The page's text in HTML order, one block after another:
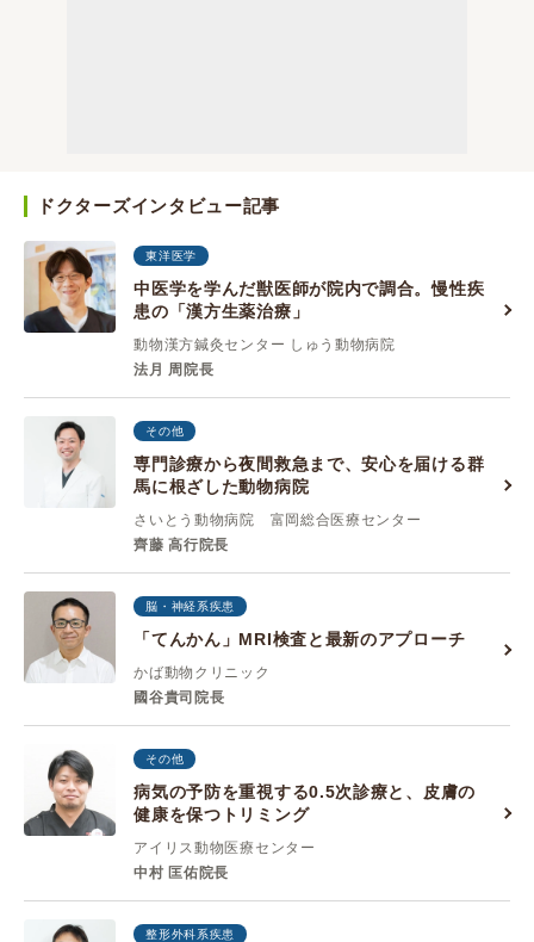
ドクターズインタビュー記事
東洋医学
中医学を学んだ獣医師が院内で調合。慢性疾
患の「漢方生薬治療」
動物漢方鍼灸センター しゅう動物病院
法月 周院長
その他
専門診療から夜間救急まで、安心を届ける群
馬に根ざした動物病院
さいとう動物病院 富岡総合医療センター
齊藤 高行院長
脳・神経系疾患
「てんかん」MRI検査と最新のアプローチ
かば動物クリニック
國谷貴司院長
その他
病気の予防を重視する0.5次診療と、皮膚の
健康を保つトリミング
アイリス動物医療センター
中村 匡佑院長
整形外科系疾患